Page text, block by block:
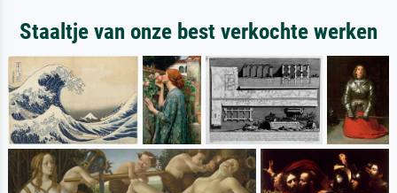
Staaltje van onze best verkochte werken